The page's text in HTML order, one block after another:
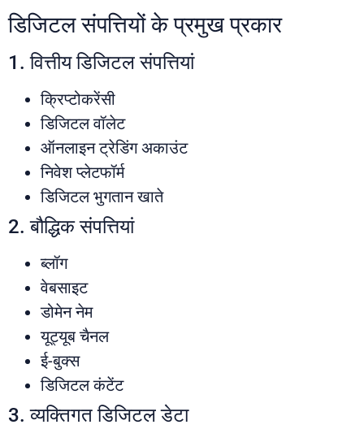
डिजिटल संपत्तियों के प्रमुख प्रकार
1. वित्तीय डिजिटल संपत्तियां
क्रिप्टोकरेंसी
डिजिटल वॉलेट
ऑनलाइन ट्रेडिंग अकाउंट
निवेश प्लेटफॉर्म
डिजिटल भुगतान खाते
2. बौद्धिक संपत्तियां
ब्लॉग
वेबसाइट
डोमेन नेम
यूट्यूब चैनल
ई-बुक्स
डिजिटल कंटेंट
3. व्यक्तिगत डिजिटल डेटा